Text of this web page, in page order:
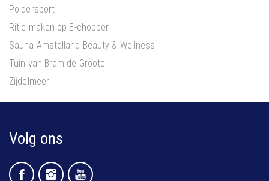
Poldersport
Ritje maken op E-chopper
Sauna Amstelland Beauty & Wellness
Tuin van Bram de Groote
Zijdelmeer
Volg ons